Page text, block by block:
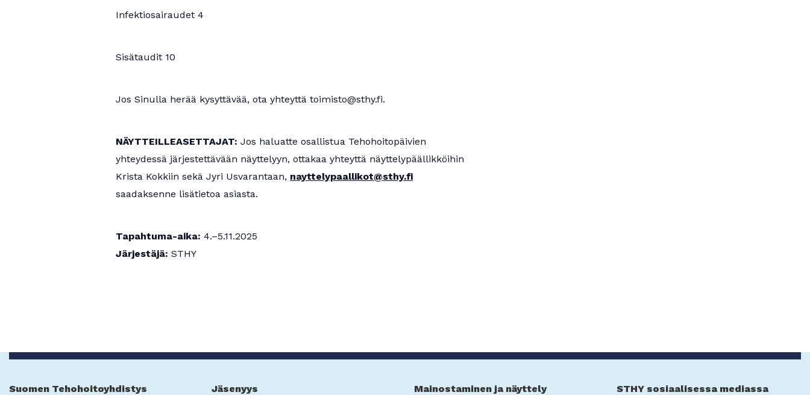
Infektiosairaudet 4
Sisätaudit 10
Jos Sinulla herää kysyttävää, ota yhteyttä toimisto@sthy.fi.
NÄYTTEILLEASETTAJAT: Jos haluatte osallistua Tehohoitopäivien
yhteydessä järjestettävään näyttelyyn, ottakaa yhteyttä näyttelypäällikköihin
Krista Kokkiin sekä Jyri Usvarantaan, nayttelypaallikot@sthy.fi
saadaksenne lisätietoa asiasta.
Tapahtuma-aika: 4.–5.11.2025
Järjestäjä: STHY
Suomen Tehohoitoyhdistys Jäsenyys Mainostaminen ja näyttely STHY sosiaalisessa mediassa